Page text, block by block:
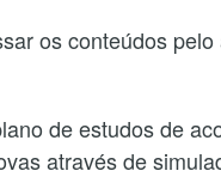
os conteúdos
de estudos de
através de